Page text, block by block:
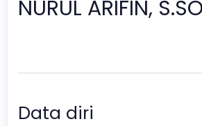
NURUL ARIFIN,
Data diri